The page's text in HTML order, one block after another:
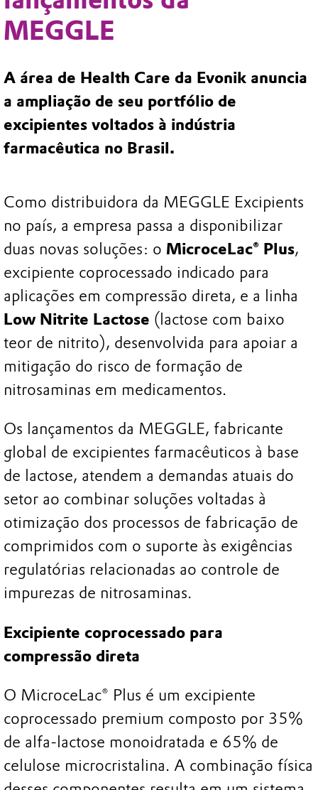
MEGGLE
A área de Health Care da Evonik anuncia
a ampliação de seu portfólio de
excipientes voltados à indústria
farmacêutica no Brasil.
Como distribuidora da MEGGLE Excipients
no país, a empresa passa a disponibilizar
duas novas soluções: o MicroceLac® Plus,
excipiente coprocessado indicado para
aplicações em compressão direta, e a linha
Low Nitrite Lactose (lactose com baixo
teor de nitrito), desenvolvida para apoiar a
mitigação do risco de formação de
nitrosaminas em medicamentos.
Os lançamentos da MEGGLE, fabricante
global de excipientes farmacêuticos à base
de lactose, atendem a demandas atuais do
setor ao combinar soluções voltadas à
otimização dos processos de fabricação de
comprimidos com o suporte às exigências
regulatórias relacionadas ao controle de
impurezas de nitrosaminas.
Excipiente coprocessado para
compressão direta
O MicroceLac® Plus é um excipiente
coprocessado premium composto por 35%
de alfa-lactose monoidratada e 65% de
celulose microcristalina. A combinação física